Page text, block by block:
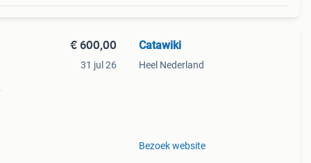
€ 600,00
31 jul 26
Catawiki
Heel Nederland
Bezoek website